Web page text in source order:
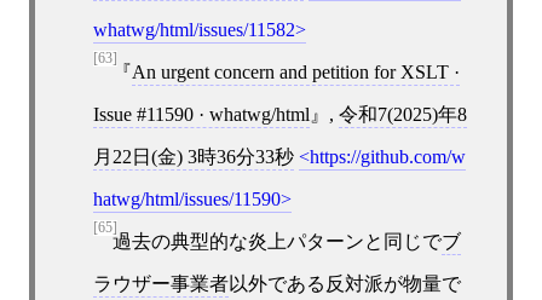
whatwg/html/issues/11582
[63]
An urgent concern and petition for XSLT ·
Issue #11590 · whatwg/html , 令和7(2025)年8
月22日(金) 3時36分33秒 https://github.com/w
hatwg/html/issues/11590
[65]
過去の典型的な炎上パターンと同じでブ
ラウザー事業者以外である反対派が物量で